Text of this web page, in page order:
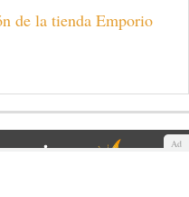
de la tienda Emporio
Ad